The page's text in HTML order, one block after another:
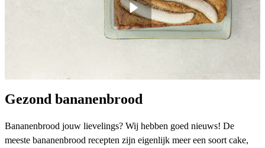
Gezond bananenbrood
Bananenbrood jouw lievelings? Wij hebben goed nieuws! De
meeste bananenbrood recepten zijn eigenlijk meer een soort cake,